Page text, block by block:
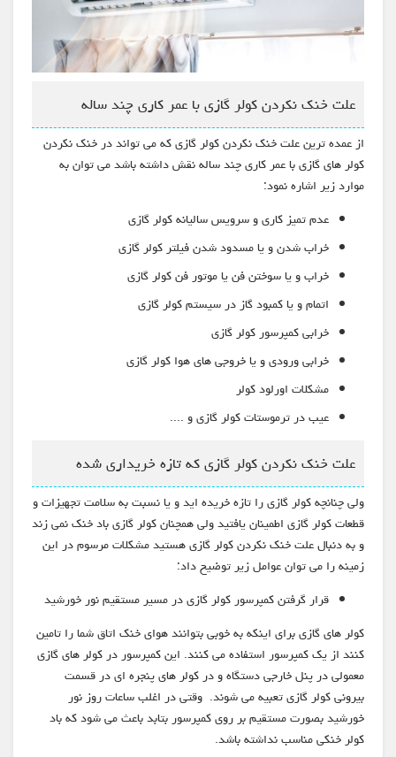
علت خنک نکردن کولر گازی با عمر کاری چند ساله
از عمده ترین علت خنک نکردن کولر گازی که می تواند در خنک نکردن
کولر های گازی با عمر کاری چند ساله نقش داشته باشد می توان به
موارد زیر اشاره نمود:
عدم تمیز کاری و سرویس سالیانه کولر گازی
خراب شدن و یا مسدود شدن فیلتر کولر گازی
خراب و یا سوختن فن یا موتور فن کولر گازی
اتمام و یا کمبود گاز در سیستم کولر گازی
خرابی کمپرسور کولر گازی
خرابی ورودی و یا خروجی های هوا کولر گازی
مشکلات اورلود کولر
عیب در ترموستات کولر گازی و ....
علت خنک نکردن کولر گازی که تازه خریداری شده
ولی چنانچه کولر گازی را تازه خریده اید و یا نسبت به سلامت تجهیزات و
قطعات کولر گازی اطمینان یافتید ولی همچنان کولر گازی باد خنک نمی زند
و به دنبال علت خنک نکردن کولر گازی هستید مشکلات مرسوم در این
زمینه را می توان عوامل زیر توضیح داد:
قرار گرفتن کمپرسور کولر گازی در مسیر مستقیم نور خورشید
کولر های گازی برای اینکه به خوبی بتوانند هوای خنک اتاق شما را تامین
کنند از یک کمپرسور استفاده می کنند. این کمپرسور در کولر های گازی
معمولی در پنل خارجی دستگاه و در کولر های پنجره ای در قسمت
بیرونی کولر گازی تعبیه می شوند. وقتی در اغلب ساعات روز نور
خورشید بصورت مستقیم بر روی کمپرسور بتابد باعث می شود که باد
کولر خنکی مناسب نداشته باشد.